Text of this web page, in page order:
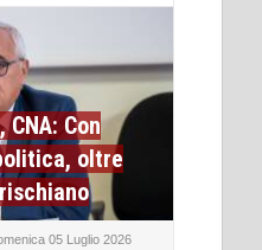
Con
oltre
05 Luglio 2026